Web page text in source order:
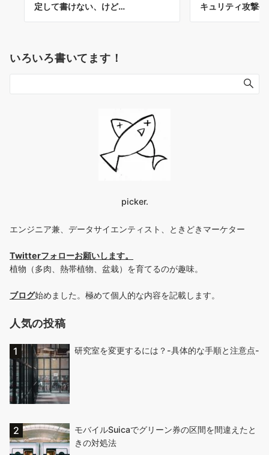
定して書けない、けど… キュリティ攻撃
いろいろ書いてます！
picker.
エンジニア兼、データサイエンティスト、ときどきマーケター
Twitterフォローお願いします。
植物（多肉、熱帯植物、盆栽）を育てるのが趣味。
ブログ始めました。極めて個人的な内容を記載します。
人気の投稿
研究室を変更するには？-具体的な手順と注意点-
モバイルSuicaでグリーン券の区間を間違えたと
きの対処法